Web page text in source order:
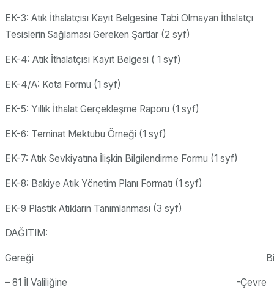
EK-3: Atık İthalatçısı Kayıt Belgesine Tabi Olmayan İthalatçı
Tesislerin Sağlaması Gereken Şartlar (2 syf)
EK-4: Atık İthalatçısı Kayıt Belgesi ( 1 syf)
EK-4/A: Kota Formu (1 syf)
EK-5: Yıllık İthalat Gerçekleşme Raporu (1 syf)
EK-6: Teminat Mektubu Örneği (1 syf)
EK-7: Atık Sevkiyatına İlişkin Bilgilendirme Formu (1 syf)
EK-8: Bakiye Atık Yönetim Planı Formatı (1 syf)
EK-9 Plastik Atıkların Tanımlanması (3 syf)
DAĞITIM:
Gereği
– 81 İl Valiliğine -Çevre